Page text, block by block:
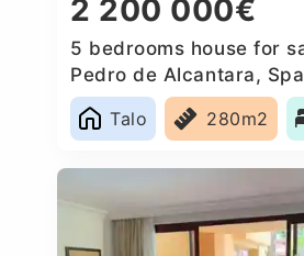
2 200 000€
5 bedrooms house for
Pedro de Alcantara,
Talo
280m2